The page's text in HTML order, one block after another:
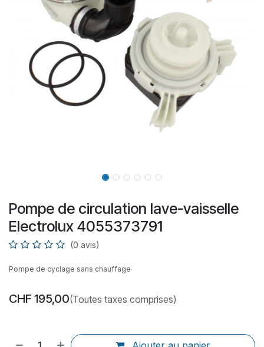
Pompe de circulation lave-vaisselle
Electrolux 4055373791
(0 avis)
Pompe de cyclage sans chauffage
CHF 195,00(Toutes taxes comprises)